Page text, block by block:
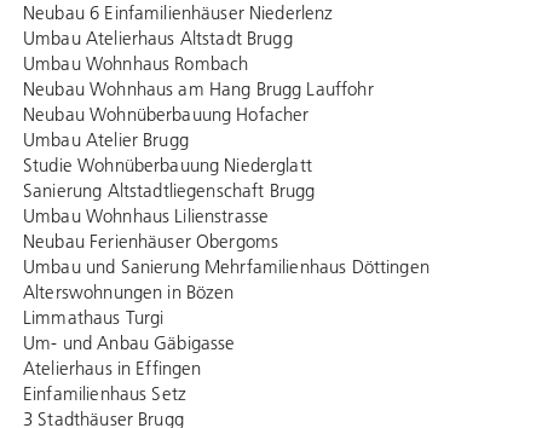
Neubau 6 Einfamilienhäuser Niederlenz
Umbau Atelierhaus Altstadt Brugg
Umbau Wohnhaus Rombach
Neubau Wohnhaus am Hang Brugg Lauffohr
Neubau Wohnüberbauung Hofacher
Umbau Atelier Brugg
Studie Wohnüberbauung Niederglatt
Sanierung Altstadtliegenschaft Brugg
Umbau Wohnhaus Lilienstrasse
Neubau Ferienhäuser Obergoms
Umbau und Sanierung Mehrfamilienhaus Döttingen
Alterswohnungen in Bözen
Limmathaus Turgi
Um- und Anbau Gäbigasse
Atelierhaus in Effingen
Einfamilienhaus Setz
3 Stadthäuser Brugg